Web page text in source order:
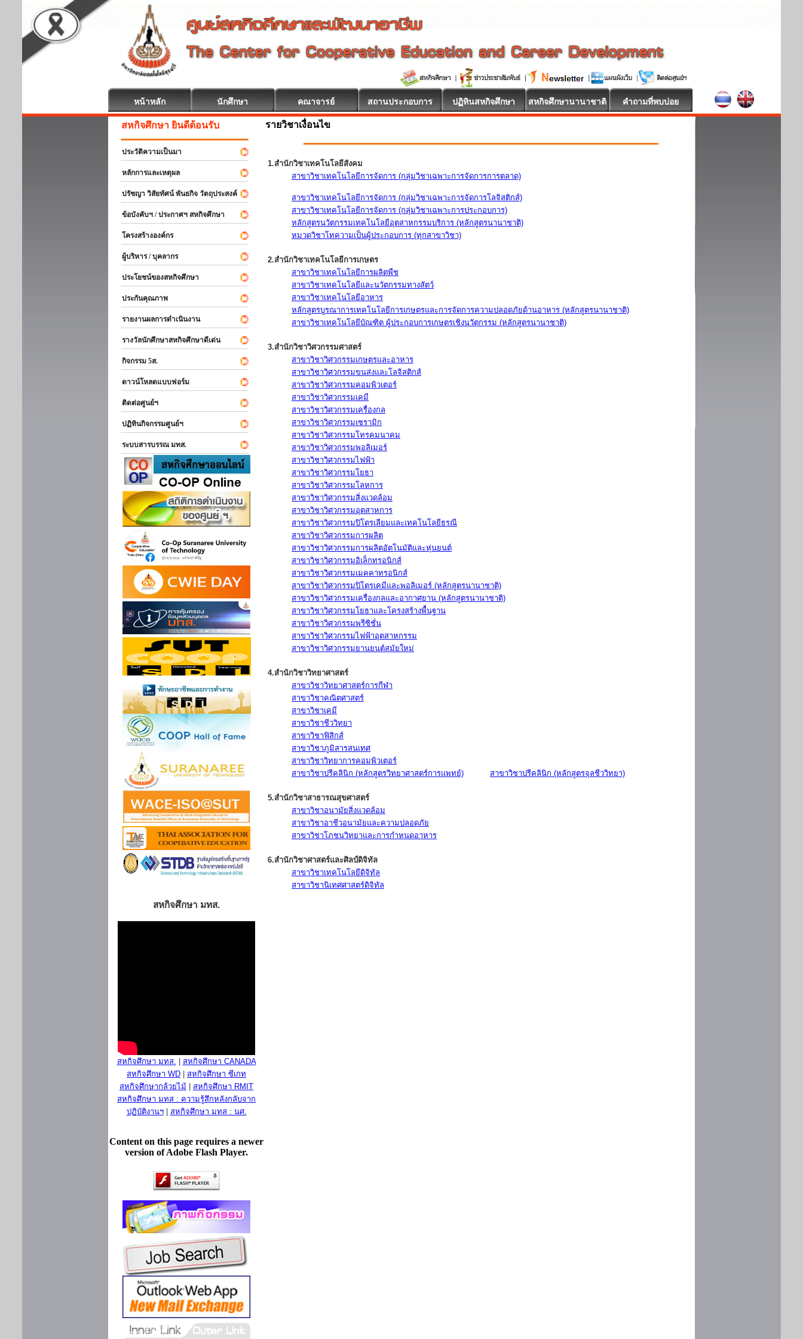
หน้าหลัก นักศึกษา คณาจารย์ สถานประกอบการ ปฏิทินสหกิจศึกษา สหกิจศึกษานานาชาติ คำถามที่พบบ่อย
สหกิจศึกษา ยินดีต้อนรับ
ประวัติความเป็นมา
หลักการและเหตุผล
ปรัชญา วิสัยทัศน์ พันธกิจ วัตถุประสงค์
ข้อบังคับฯ / ประกาศฯ สหกิจศึกษา
โครงสร้างองค์กร
ผู้บริหาร / บุคลากร
ประโยชน์ของสหกิจศึกษา
ประกันคุณภาพ
รายงานผลการดำเนินงาน
รางวัลนักศึกษาสหกิจศึกษาดีเด่น
กิจกรรม 5ส.
ดาวน์โหลดแบบฟอร์ม
ติดต่อศูนย์ฯ
ปฏิทินกิจกรรมศูนย์ฯ
ระบบสารบรรณ มทส.
สหกิจศึกษา มทส.
สหกิจศึกษา มทส.
สหกิจศึกษา CANADA
สหกิจศึกษา WD
สหกิจศึกษา ซีเกท
สหกิจศึกษากล้วยไม้
สหกิจศึกษา RMIT
สหกิจศึกษา มทส : ความรู้สึกหลังกลับจาก
ปฏิบัติงานฯ| สหกิจศึกษา มทส : นศ.
Content on this page requires a newer
version of Adobe Flash Player.
รายวิชาเงื่อนไข
1.สำนักวิชาเทคโนโลยีสังคม
สาขาวิชาเทคโนโลยีการจัดการ (กลุ่มวิชาเฉพาะการจัดการการตลาด)
สาขาวิชาเทคโนโลยีการจัดการ (กลุ่มวิชาเฉพาะการจัดการโลจิสติกส์)
สาขาวิชาเทคโนโลยีการจัดการ (กลุ่มวิชาเฉพาะการประกอบการ)
หลักสูตรนวัตกรรมเทคโนโลยีอุตสาหกรรมบริการ (หลักสูตรนานาชาติ)
หมวดวิชาโทความเป็นผู้ประกอบการ (ทุกสาขาวิชา)
2.สำนักวิชาเทคโนโลยีการเกษตร
สาขาวิชาเทคโนโลยีการผลิตพืช
สาขาวิชาเทคโนโลยีและนวัตกรรมทางสัตว์
สาขาวิชาเทคโนโลยีอาหาร
หลักสูตรบูรณาการเทคโนโลยีการเกษตรและการจัดการความปลอดภัยด้านอาหาร (หลักสูตรนานาชาติ)
สาขาวิชาเทคโนโลยีบัณฑิต ผู้ประกอบการเกษตรเชิงนวัตกรรม (หลักสูตรนานาชาติ)
3.สำนักวิชาวิศวกรรมศาสตร์
สาขาวิชาวิศวกรรมเกษตรและอาหาร
สาขาวิชาวิศวกรรมขนส่งและโลจิสติกส์
สาขาวิชาวิศวกรรมคอมพิวเตอร์
สาขาวิชาวิศวกรรมเคมี
สาขาวิชาวิศวกรรมเครื่องกล
สาขาวิชาวิศวกรรมเซรามิก
สาขาวิชาวิศวกรรมโทรคมนาคม
สาขาวิชาวิศวกรรมพอลิเมอร์
สาขาวิชาวิศวกรรมไฟฟ้า
สาขาวิชาวิศวกรรมโยธา
สาขาวิชาวิศวกรรมโลหการ
สาขาวิชาวิศวกรรมสิ่งแวดล้อม
สาขาวิชาวิศวกรรมอุตสาหการ
สาขาวิชาวิศวกรรมปิโตรเลียมและเทคโนโลยีธรณี
สาขาวิชาวิศวกรรมการผลิต
สาขาวิชาวิศวกรรมการผลิตอัตโนมัติและหุ่นยนต์
สาขาวิชาวิศวกรรมอิเล็กทรอนิกส์
สาขาวิชาวิศวกรรมเมคคาทรอนิกส์
สาขาวิชาวิศวกรรมปิโตรเคมีและพอลิเมอร์ (หลักสูตรนานาชาติ)
สาขาวิชาวิศวกรรมเครื่องกลและอากาศยาน (หลักสูตรนานาชาติ)
สาขาวิชาวิศวกรรมโยธาและโครงสร้างพื้นฐาน
สาขาวิชาวิศวกรรมพรีซิชั่น
สาขาวิชาวิศวกรรมไฟฟ้าอุตสาหกรรม
สาขาวิชาวิศวกรรมยานยนต์สมัยใหม่
4.สำนักวิชาวิทยาศาสตร์
สาขาวิชาวิทยาศาสตร์การกีฬา
สาขาวิชาคณิตศาสตร์
สาขาวิชาเคมี
สาขาวิชาชีววิทยา
สาขาวิชาฟิสิกส์
สาขาวิชาภูมิสารสนเทศ
สาขาวิชาวิทยาการคอมพิวเตอร์
สาขาวิชาปรีคลินิก (หลักสูตรวิทยาศาสตร์การแพทย์)
สาขาวิชาปรีคลินิก (หลักสูตรจุลชีววิทยา)
5.สำนักวิชาสาธารณสุขศาสตร์
สาขาวิชาอนามัยสิ่งแวดล้อม
สาขาวิชาอาชีวอนามัยและความปลอดภัย
สาขาวิชาโภชนวิทยาและการกำหนดอาหาร
6.สำนักวิชาศาสตร์และศิลป์ดิจิทัล
สาขาวิชาเทคโนโลยีดิจิทัล
สาขาวิชานิเทศศาสตร์ดิจิทัล